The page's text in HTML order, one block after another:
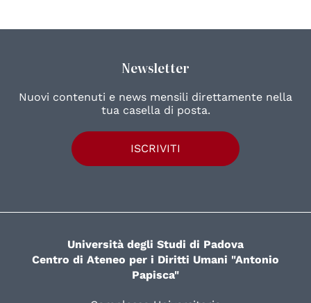
Newsletter
Nuovi contenuti e news mensili direttamente nella
tua casella di posta.
ISCRIVITI
Università degli Studi di Padova
Centro di Ateneo per i Diritti Umani "Antonio
Papisca"